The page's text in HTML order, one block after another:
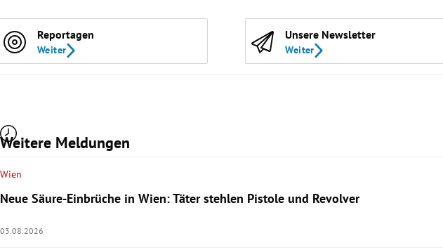
Reportagen
Weiter
Unsere Newsletter
Weiter
Weitere Meldungen
Wien
Neue Säure-Einbrüche in Wien: Täter stehlen Pistole und Revolver
03.08.2026